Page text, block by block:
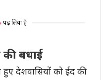
पढ़ लिया है
बधाई
हुए देशवासियों को ईद की